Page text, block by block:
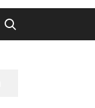
Search